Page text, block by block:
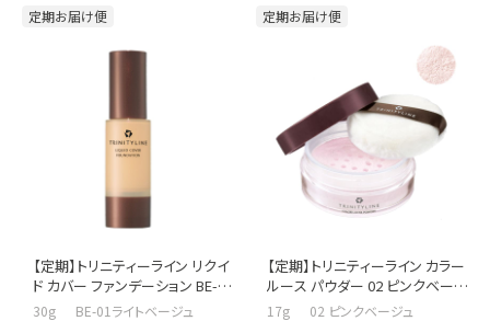
定期お届け便
【定期】トリニティーライン リクイ
ド カバー ファンデーション BE-0
１ ライトベージュ
30g BE-01ライトベージュ
定期お届け便
【定期】トリニティーライン カラー
ルース パウダー 02 ピンクベージ
ュ
17g 02 ピンクベージュ